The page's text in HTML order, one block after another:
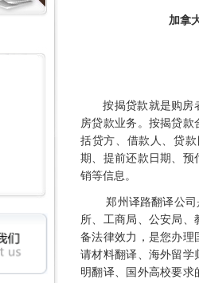
加拿
按揭贷款就是购房
房贷款业务。按揭贷
括贷方、借款人、贷
期、提前还款日期、预
销等信息。
郑州译路翻译公
所、工商局、公安局
备法律效力，是您办理
请材料翻译、海外留学
明翻译、国外高校要